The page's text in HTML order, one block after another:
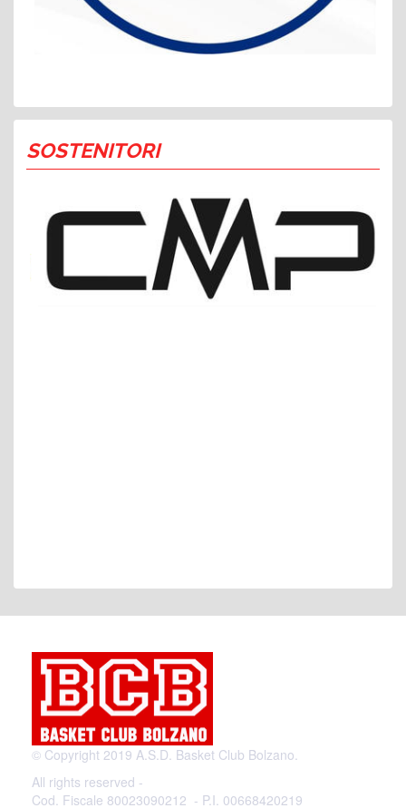
SOSTENITORI
© Copyright 2019 A.S.D. Basket Club Bolzano.
All rights reserved -
Cod. Fiscale 80023090212 - P.I. 00668420219